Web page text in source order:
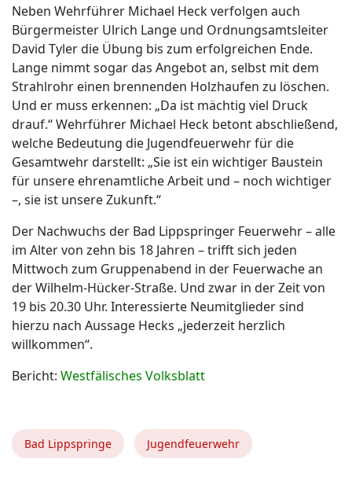
Neben Wehrführer Michael Heck verfolgen auch
Bürgermeister Ulrich Lange und Ordnungsamtsleiter
David Tyler die Übung bis zum erfolgreichen Ende.
Lange nimmt sogar das Angebot an, selbst mit dem
Strahlrohr einen brennenden Holzhaufen zu löschen.
Und er muss erkennen: „Da ist mächtig viel Druck
drauf.“ Wehrführer Michael Heck betont abschließend,
welche Bedeutung die Jugendfeuerwehr für die
Gesamtwehr darstellt: „Sie ist ein wichtiger Baustein
für unsere ehrenamtliche Arbeit und – noch wichtiger
–, sie ist unsere Zukunft.“
Der Nachwuchs der Bad Lippspringer Feuerwehr – alle
im Alter von zehn bis 18 Jahren – trifft sich jeden
Mittwoch zum Gruppenabend in der Feuerwache an
der Wilhelm-Hücker-Straße. Und zwar in der Zeit von
19 bis 20.30 Uhr. Interessierte Neumitglieder sind
hierzu nach Aussage Hecks „jederzeit herzlich
willkommen“.
Bericht: Westfälisches Volksblatt
Bad Lippspringe Jugendfeuerwehr